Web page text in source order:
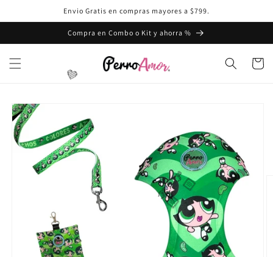
directamente
al contenido
Envio Gratis en compras mayores a $799.
Compra en Combo o Kit y ahorra %
Carrito
directamente
a la
información
del producto
🫰🏻
💜
💜